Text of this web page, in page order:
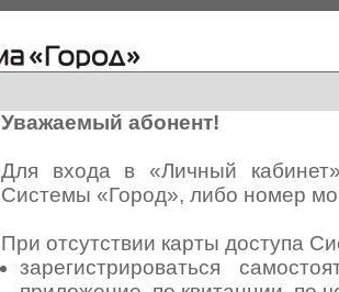
Уважаемый абонент!
Для входа в «Личный
Системы «Город», либо номер
При отсутствии карты доступа
зарегистрироваться